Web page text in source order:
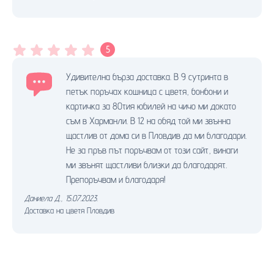
5
Удивителна бърза доставка. В 9 сутринта в
петък поръчах кошница с цветя, бонбони и
картичка за 80тия юбилей на чичо ми докато
съм в Харманли. В 12 на обяд той ми звънна
щастлив от дома си в Пловдив да ми благодари.
Не за пръв път поръчвам от този сайт, винаги
ми звънят щастливи близки да благодарят.
Препоръчвам и благодаря!
Даниела Д.
15.07.2023.
Доставка на цветя Пловдив